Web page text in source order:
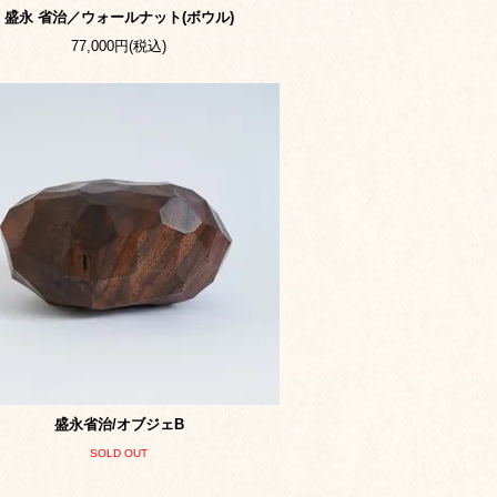
盛永 省治／ウォールナット(ボウル)
77,000円(税込)
盛永省治/オブジェB
SOLD OUT